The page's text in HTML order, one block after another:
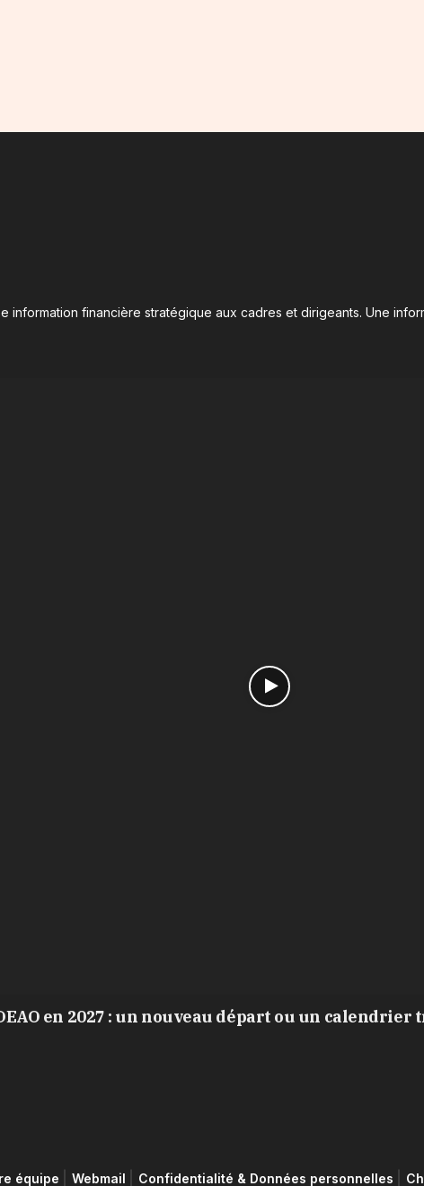
information financière stratégique aux cadres et dirigeants. Une
en 2027 : un nouveau départ ou un
équipe Webmail Confidentialité & Données personnelles